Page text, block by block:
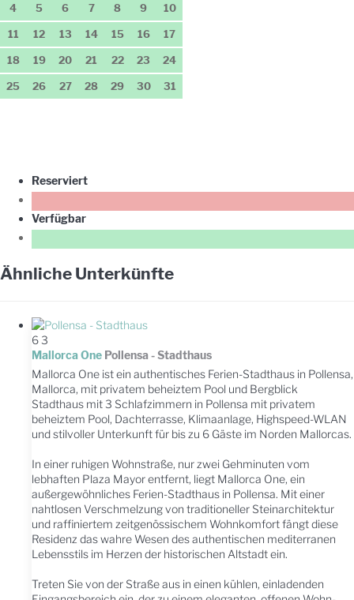
4 5 6 7 8 9 10
11 12 13 14 15 16 17
18 19 20 21 22 23 24
25 26 27 28 29 30 31
Reserviert
Verfügbar
Ähnliche Unterkünfte
63
Mallorca One Pollensa -Stadthaus
Mallorca One ist ein authentisches Ferien-Stadthaus in Pollensa,
Mallorca, mit privatem beheiztem Pool und Bergblick
Stadthaus mit 3 Schlafzimmern in Pollensa mit privatem
beheiztem Pool, Dachterrasse, Klimaanlage, Highspeed-WLAN
und stilvoller Unterkunft für bis zu 6 Gäste im Norden Mallorcas.
In einer ruhigen Wohnstraße, nur zwei Gehminuten vom
lebhaften Plaza Mayor entfernt, liegt Mallorca One, ein
außergewöhnliches Ferien-Stadthaus in Pollensa. Mit einer
nahtlosen Verschmelzung von traditioneller Steinarchitektur
und raffiniertem zeitgenössischem Wohnkomfort fängt diese
Residenz das wahre Wesen des authentischen mediterranen
Lebensstils im Herzen der historischen Altstadt ein.
Treten Sie von der Straße aus in einen kühlen, einladenden